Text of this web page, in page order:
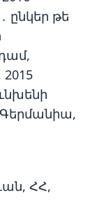
ընկեր թե
ՀՀ,